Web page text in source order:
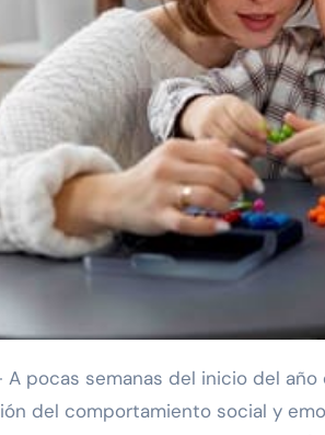
del comportamiento social y